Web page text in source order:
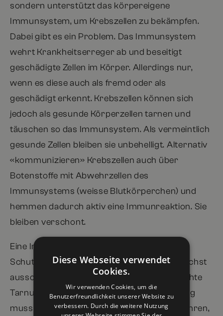
sondern unterstützt das körpereigene
Immunsystem, um Krebszellen zu bekämpfen.
Dabei gibt es ein Problem. Das Immunsystem
wehrt Krankheitserreger ab und beseitigt
geschädigte Zellen im Körper. Allerdings nur,
wenn es diese auch als fremd oder als
geschädigt erkennt. Krebszellen können sich
jedoch als gesunde Körperzellen tarnen und
täuschen so das Immunsystem. Als vermeintlich
gesunde Zellen bleiben sie unbehelligt. Alternativ
«kommunizieren» Krebszellen auch über
Botenstoffe mit Abwehrzellen des
Immunsystems (weisse Blutkörperchen) und
hemmen dadurch aktiv eine Immunreaktion. Sie
bleiben verschont.
Eine Immuntherapie muss diese
Schutzmechanismen der Krebszellen möglichst
ausschalten. Etwa indem sie die unerwünschte
Tarnung der Krebszellen aufhebt. Gleichzeitig
muss sie aber immer das Gleichgewicht wahren,
Diese Webseite verwendet
Cookies.
Wir verwenden Cookies, um die
Benutzerfreundlichkeit unserer Website zu
verbessern. Durch die weitere Nutzung